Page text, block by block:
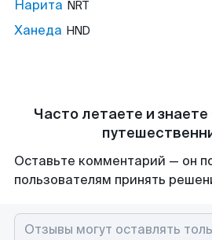
Нарита NRT
Ханеда HND
Часто летаете и
Оставьте комментарий — он
пользователям принять